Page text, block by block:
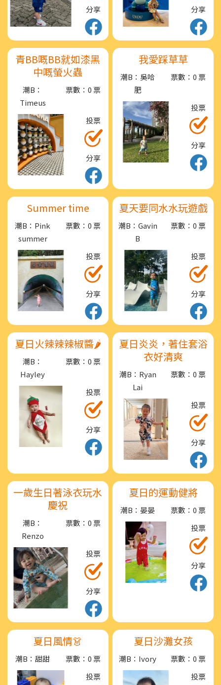
分享 分享
青BB嘅BB就如漆黑
中嘅螢火蟲
潮B：
Timeus
票數：0 票
投票
分享
我愛踩草草
潮B：吳哈
肥
票數：0 票
投票
分享
Summer time
潮B：Pink
summer
票數：0 票
投票
分享
夏天要同水水玩遊戲
潮B：Gavin
B
票數：0 票
投票
分享
夏日火辣辣辣椒醬🌶️
潮B：
Hayley
票數：0 票
投票
分享
夏日炎炎，著住套浴
衣好清爽
潮B：Ryan
Lai
票數：0 票
投票
分享
一歲生日著泳衣玩水
慶祝
潮B：
Renzo
票數：0 票
投票
分享
夏日的運動健將
潮B：晏晏
票數：0 票
投票
分享
夏日風情👗
潮B：甜甜
票數：0 票
投票
夏日沙灘女孩
潮B：Ivory
票數：0 票
投票